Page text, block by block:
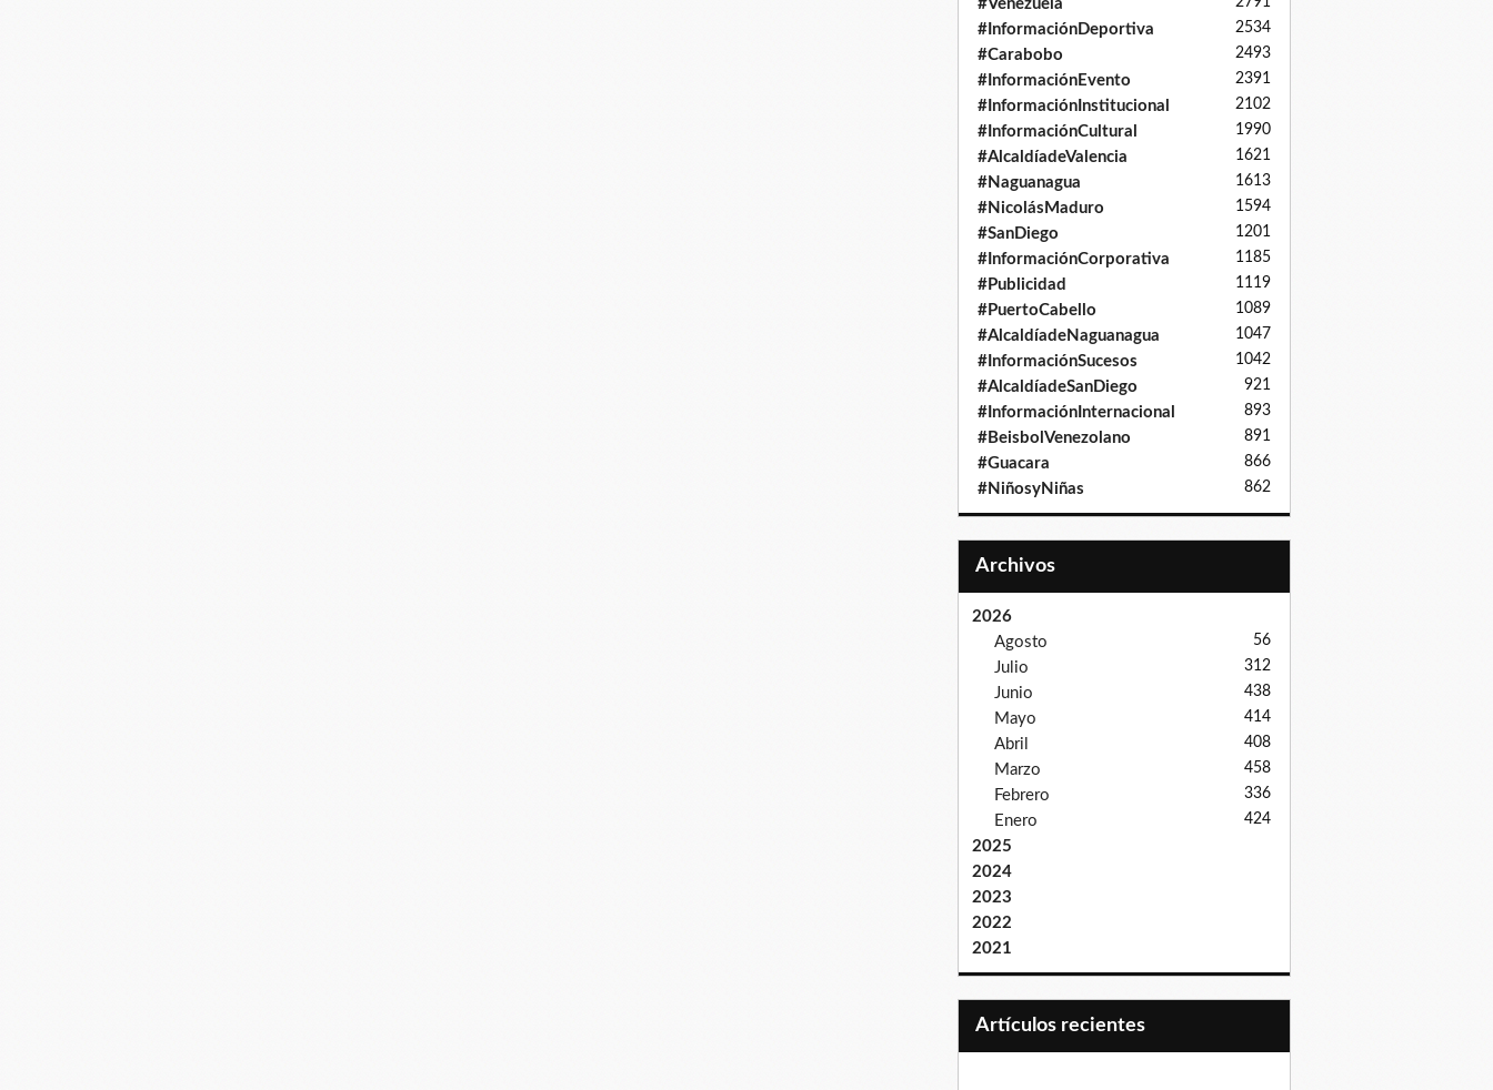
#Venezuela
#InformaciónDeportiva 2534
#Carabobo 2493
#InformaciónEvento 2391
#InformaciónInstitucional 2102
#InformaciónCultural 1990
#AlcaldíadeValencia 1621
#Naguanagua 1613
#NicolásMaduro 1594
#SanDiego 1201
#InformaciónCorporativa 1185
#Publicidad 1119
#PuertoCabello 1089
#AlcaldíadeNaguanagua 1047
#InformaciónSucesos 1042
#AlcaldíadeSanDiego 921
#InformaciónInternacional 893
#BeisbolVenezolano 891
#Guacara 866
#NiñosyNiñas 862
Archivos
2026
Agosto
56
Julio 312
Junio 438
Mayo 414
Abril 408
Marzo 458
Febrero 336
Enero 424
2025
2024
2023
2022
2021
Artículos recientes